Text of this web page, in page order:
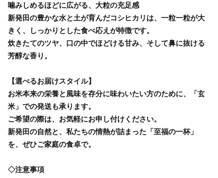
噛みしめるほどに広がる、大粒の充足感
新発田の豊かな水と土が育んだコシヒカリは、一粒一粒が大
きく、しっかりとした食べ応えが特徴です。
炊きたてのツヤ、口の中でほどける甘み、そして鼻に抜ける
芳醇な香り。
【選べるお届けスタイル】
お米本来の栄養と風味を存分に味わいたい方のために、「玄
米」での発送も承ります。
ご希望の際は、お気軽にお申し付けください。
新発田の自然と、私たちの情熱が詰まった「至福の一杯」
を、ぜひご家庭の食卓で。
◇注意事項